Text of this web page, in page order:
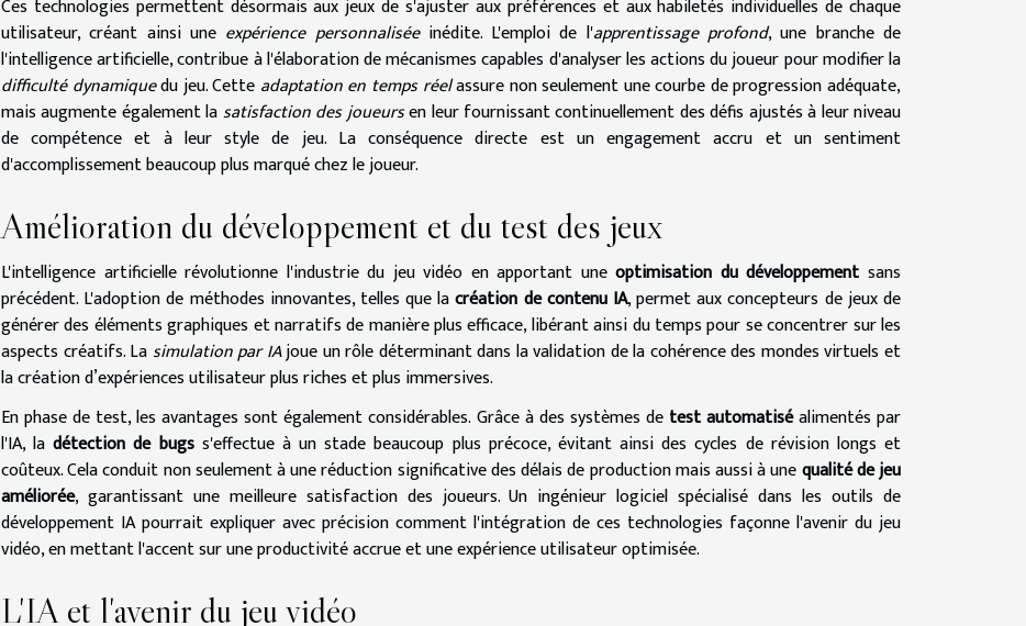
Ces technologies permettent désormais aux jeux de s'ajuster aux préférences et aux habiletés individuelles de chaque
utilisateur, créant ainsi une expérience personnaliséeinédite. L'emploi de l'apprentissage profond, une branche de
l'intelligence artificielle, contribue à l'élaboration de mécanismes capables d'analyser les actions du joueur pour modifier la
difficulté dynamiquedu jeu. Cette adaptation en temps réelassure non seulement une courbe de progression adéquate,
mais augmente également lasatisfaction des joueursen leur fournissant continuellement des défis ajustés à leur niveau
de compétence et à leur style de jeu. La conséquence directe est un engagement accru et un sentiment
d'accomplissement beaucoup plus marqué chez le joueur.
Amélioration du développement et du test des jeux
L'intelligence artificielle révolutionne l'industrie du jeu vidéo en apportant uneoptimisation du développement sans
précédent. L'adoption de méthodes innovantes, telles que lacréation de contenu IA, permet aux concepteurs de jeux de
générer des éléments graphiques et narratifs de manière plus efficace, libérant ainsi du temps pour se concentrer sur les
aspects créatifs. Lasimulation par IAjoue un rôle déterminant dans la validation de la cohérence des mondes virtuels et
la création d’expériences utilisateur plus riches et plus immersives.
En phase de test, les avantages sont également considérables. Grâce à des systèmes de test automatiséalimentés par
l'IA, ladétection de bugss'effectue à un stade beaucoup plus précoce, évitant ainsi des cycles de révision longs et
coûteux. Cela conduit non seulement à une réduction significative des délais de production mais aussi à unequalité de jeu
améliorée, garantissant une meilleure satisfaction des joueurs. Un ingénieur logiciel spécialisé dans les outils de
développement IA pourrait expliquer avec précision comment l'intégration de ces technologies façonne l'avenir du jeu
vidéo, en mettant l'accent sur une productivité accrue et une expérience utilisateur optimisée.
L'IA et l'avenir du jeu vidéo